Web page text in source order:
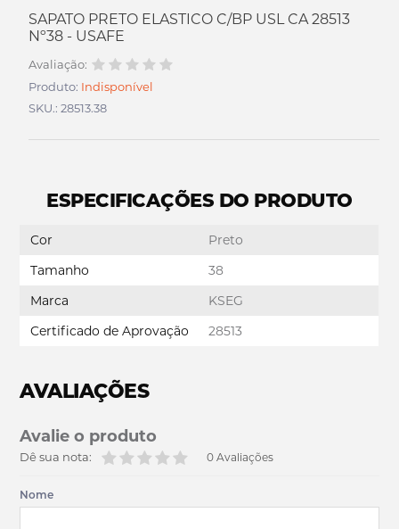
SAPATO PRETO ELASTICO C/BP USL CA 28513
Nº38 - USAFE
Avaliação:
Produto: Indisponível
SKU.: 28513.38
ESPECIFICAÇÕES DO PRODUTO
Cor
Preto
Tamanho
38
Marca
KSEG
Certificado de Aprovação
28513
AVALIAÇÕES
Avalie o produto
0 Avaliações
Dê sua nota:
Nome